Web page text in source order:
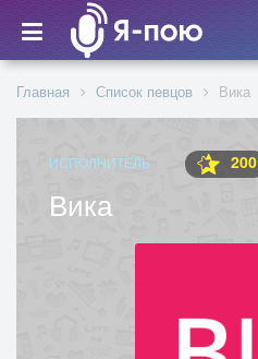
Главная Список певцов Вика
ИСПОЛНИТЕЛЬ 200
Вика